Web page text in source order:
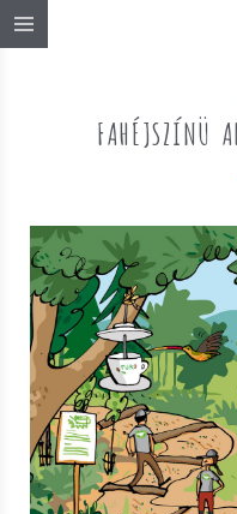
FAHÉJSZÍNÜ